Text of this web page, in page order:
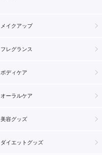
メイクアップ
フレグランス
ボディケア
オーラルケア
美容グッズ
ダイエットグッズ